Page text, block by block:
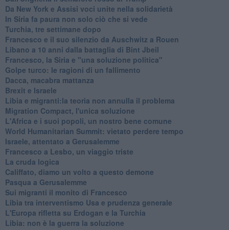
Da New York e Assisi voci unite nella solidarietà
In Siria fa paura non solo ciò che si vede
Turchia, tre settimane dopo
Francesco e il suo silenzio da Auschwitz a Rouen
Libano a 10 anni dalla battaglia di Bint Jbeil
Francesco, la Siria e "una soluzione politica"
Golpe turco: le ragioni di un fallimento
Dacca, macabra mattanza
Brexit e Israele
Libia e migranti:la teoria non annulla il problema
Migration Compact, l'unica soluzione
L'Africa e i suoi popoli, un nostro bene comune
World Humanitarian Summit: vietato perdere tempo
Israele, attentato a Gerusalemme
Francesco a Lesbo, un viaggio triste
La cruda logica
Califfato, diamo un volto a questo demone
Pasqua a Gerusalemme
Sui migranti il monito di Francesco
Libia tra interventismo Usa e prudenza generale
L'Europa rifletta su Erdogan e la Turchia
Libia: non è la guerra la soluzione